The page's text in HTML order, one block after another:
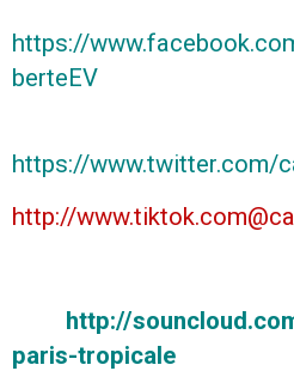
https://
berteEV
https://www.twitter.com/
http://
http://
paris-tropicale